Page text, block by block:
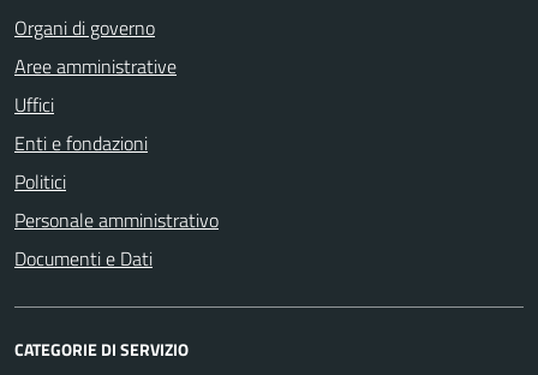
Organi di governo
Aree amministrative
Uffici
Enti e fondazioni
Politici
Personale amministrativo
Documenti e Dati
CATEGORIE DI SERVIZIO